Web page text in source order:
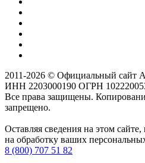
2011-2026 © Официальный сайт
ИНН 2203000190 ОГРН
Все права защищены.
запрещено.
Оставляя сведения на этом
на обработку ваших
8 (800) 707 51 82